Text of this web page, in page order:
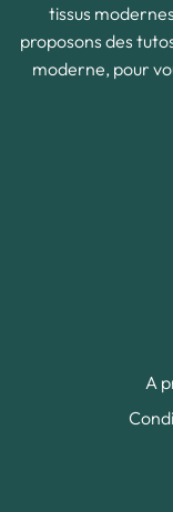
tissus
proposons des
moderne, pour
A